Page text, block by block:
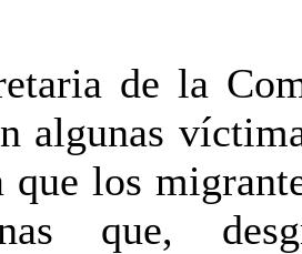
de la
algunas
que los
que,